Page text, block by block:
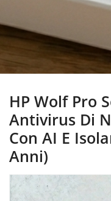
HP Wolf Pro
Antivirus Di
Con AI E
Anni)